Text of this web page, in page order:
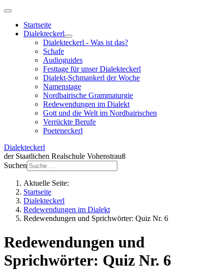
Startseite
Dialekteckerl
Dialekteckerl - Was ist das?
Schafe
Audioguides
Festtage für unser Dialekteckerl
Dialekt-Schmankerl der Woche
Namenstage
Nordbairische Grammaturgie
Redewendungen im Dialekt
Gott und die Welt im Nordbairischen
Verrückte Berufe
Poeteneckerl
Dialekteckerl
der Staatlichen Realschule Vohenstrauß
Suchen
Aktuelle Seite:
Startseite
Dialekteckerl
Redewendungen im Dialekt
Redewendungen und Sprichwörter: Quiz Nr. 6
Redewendungen und
Sprichwörter: Quiz Nr. 6